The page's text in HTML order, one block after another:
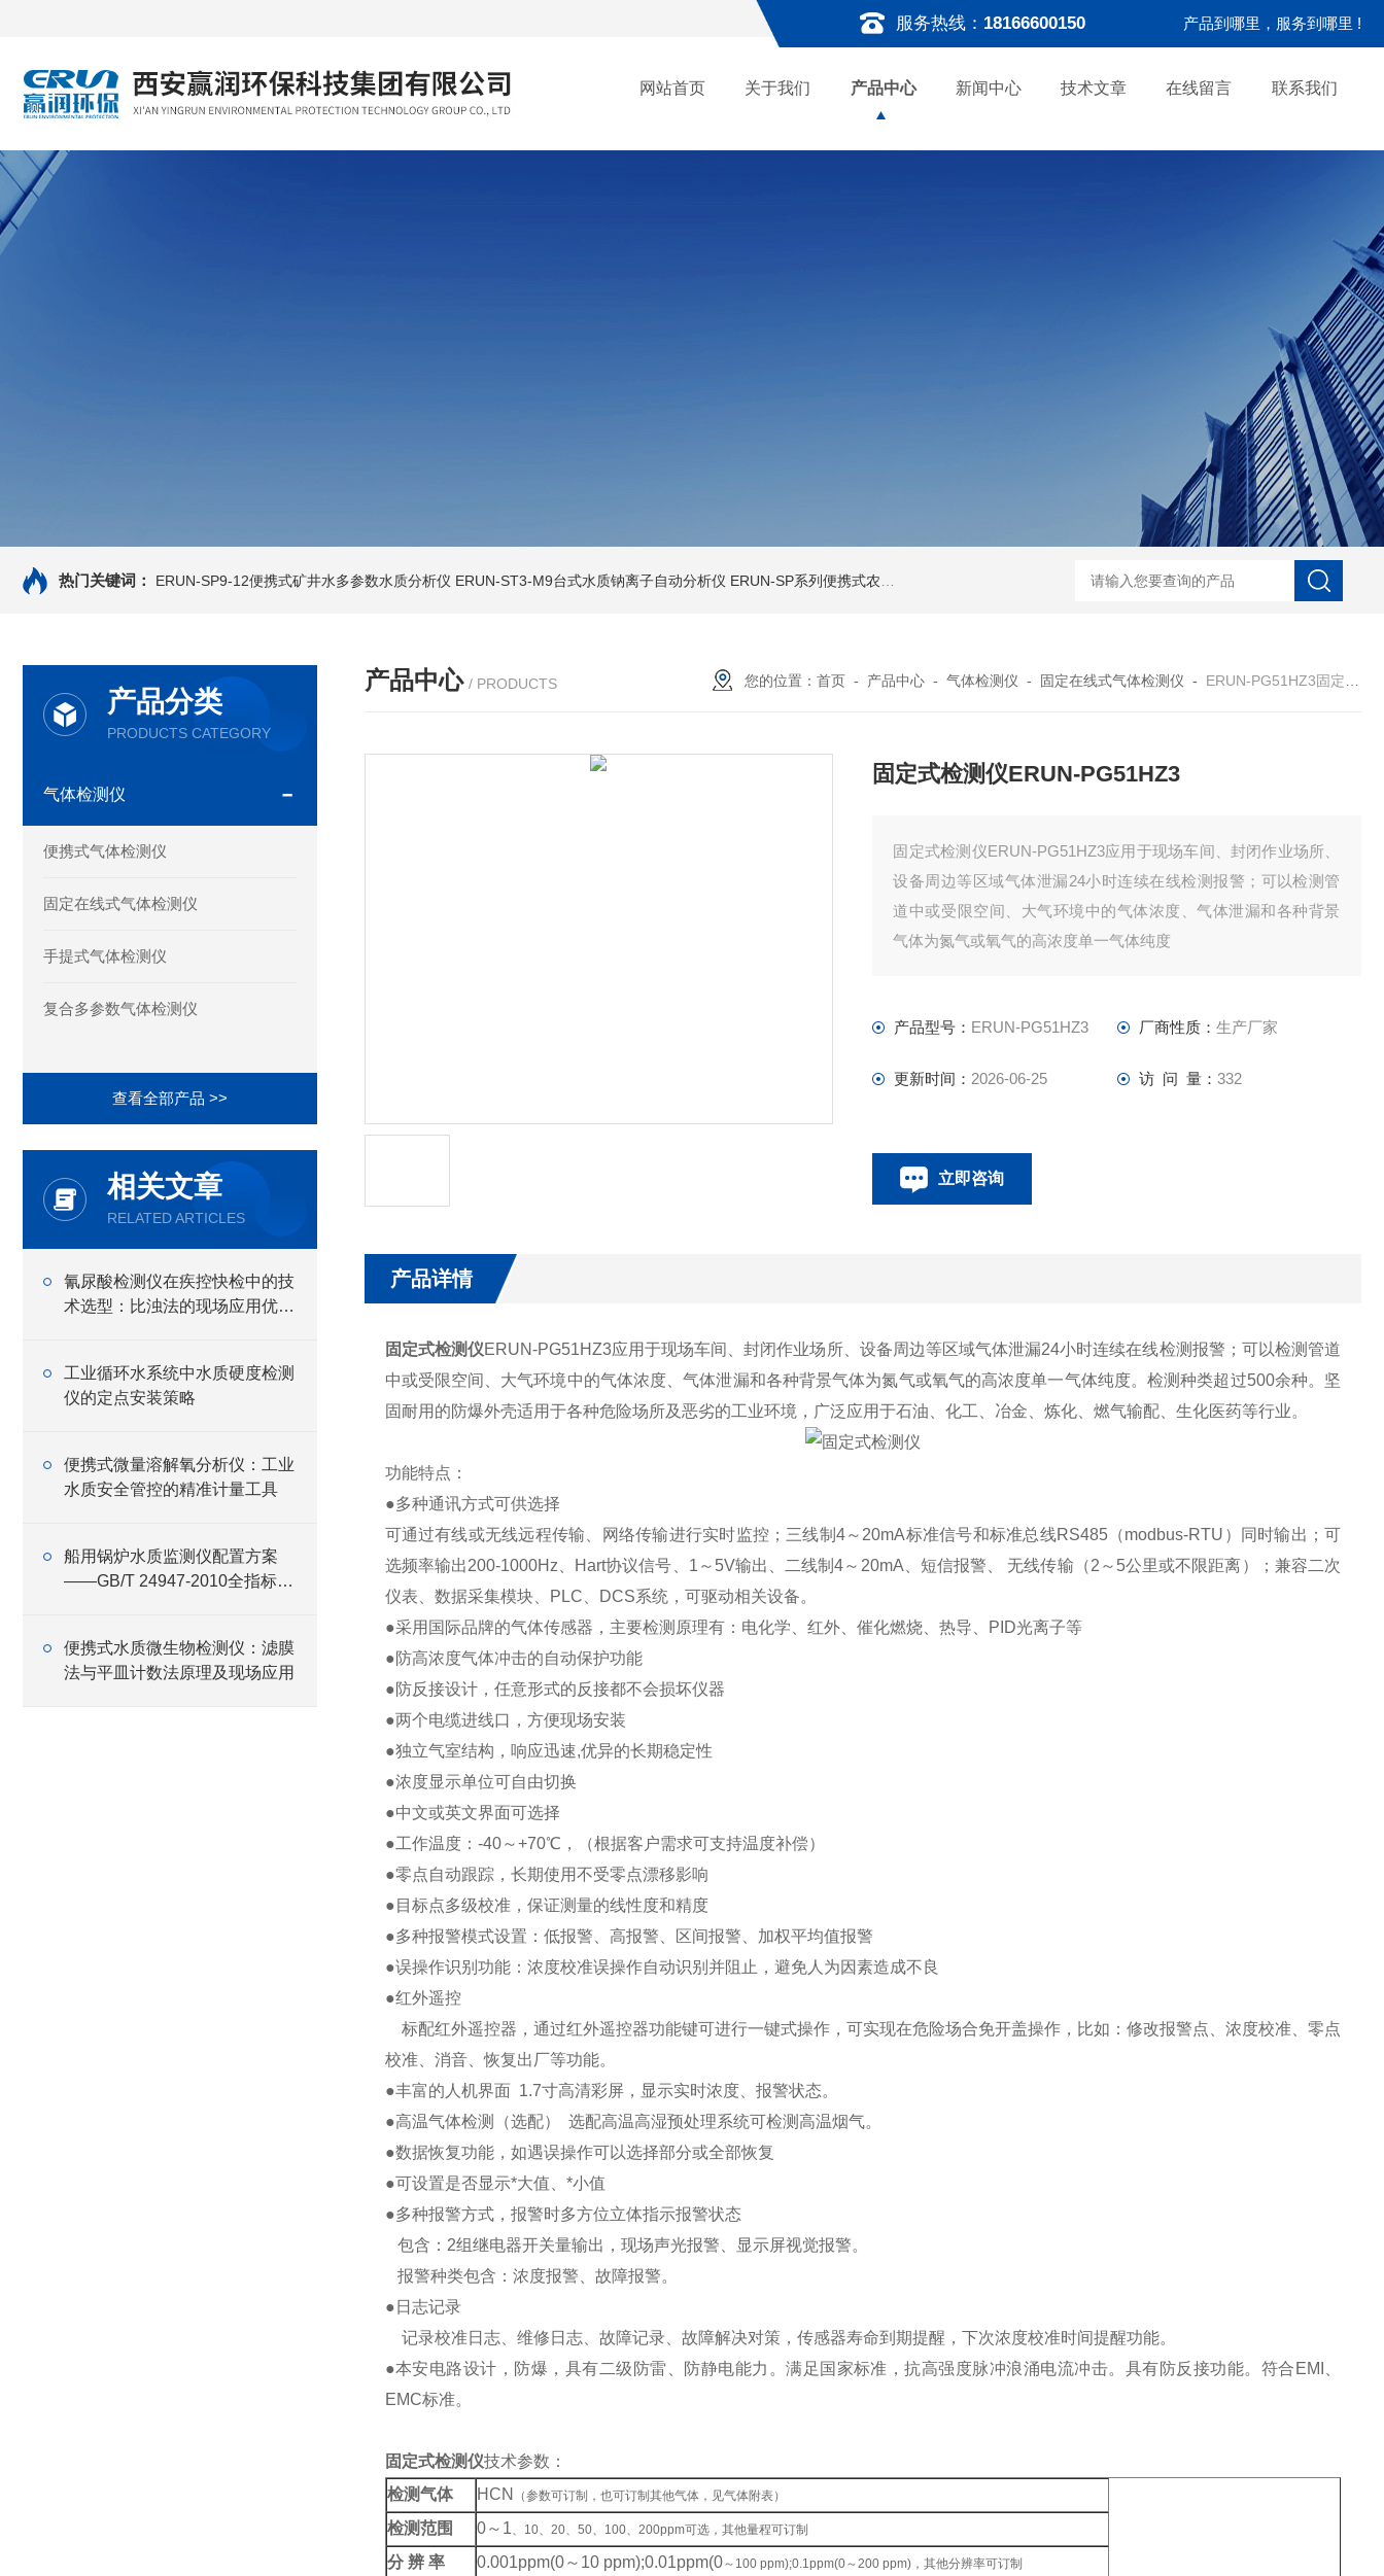
服务热线： 18166600150 产品到哪里，服务到哪里 !
网站首页 关于我们 产品中心 新闻中心 技术文章 在线留言 联系我们
热门关键词： ERUN-SP9-12便携式矿井水多参数水质分析仪 ERUN-ST3-M9台式水质钠离子自动分析仪 ERUN-SP系列便携式农田灌溉水质分析仪 ERUN-ST9-K3台式水中臭氧检测仪 ERUN-ST7-B8台式酚
产品分类
PRODUCTS CATEGORY
气体检测仪
便携式气体检测仪
固定在线式气体检测仪
手提式气体检测仪
复合多参数气体检测仪
查看全部产品 >>
相关文章
RELATED ARTICLES
氰尿酸检测仪在疾控快检中的技
术选型：比浊法的现场应用优势
工业循环水系统中水质硬度检测
仪的定点安装策略
便携式微量溶解氧分析仪：工业
水质安全管控的精准计量工具
船用锅炉水质监测仪配置方案
——GB/T 24947-2010全指标覆
便携式水质微生物检测仪：滤膜
法与平皿计数法原理及现场应用
产品中心 / PRODUCTS 您的位置：首页 - 产品中心 -气体检测仪 - 固定在线式气体检测仪 - ERUN-PG51HZ3固定式检测仪ERUN-PG51HZ3
固定式检测仪ERUN-PG51HZ3
固定式检测仪ERUN-PG51HZ3应用于现场车间、封闭作业场所、
设备周边等区域气体泄漏24小时连续在线检测报警；可以检测管
道中或受限空间、大气环境中的气体浓度、气体泄漏和各种背景
气体为氮气或氧气的高浓度单一气体纯度
产品型号： ERUN-PG51HZ3 厂商性质： 生产厂家
更新时间： 2026-06-25 访 问 量： 332
立即咨询
产品详情
固定式检测仪ERUN-PG51HZ3应用于现场车间、封闭作业场所、设备周边等区域气体泄漏24小时连续在线检测报警；可以检测管道
中或受限空间、大气环境中的气体浓度、气体泄漏和各种背景气体为氮气或氧气的高浓度单一气体纯度。检测种类超过500余种。坚
固耐用的防爆外壳适用于各种危险场所及恶劣的工业环境，广泛应用于石油、化工、冶金、炼化、燃气输配、生化医药等行业。
功能特点：
●多种通讯方式可供选择
可通过有线或无线远程传输、网络传输进行实时监控；三线制4～20mA标准信号和标准总线RS485（modbus-RTU）同时输出；可
选频率输出200-1000Hz、Hart协议信号、1～5V输出、二线制4～20mA、短信报警、 无线传输（2～5公里或不限距离）；兼容二次
仪表、数据采集模块、PLC、DCS系统，可驱动相关设备。
●采用国际品牌的气体传感器，主要检测原理有：电化学、红外、催化燃烧、热导、PID光离子等
●防高浓度气体冲击的自动保护功能
●防反接设计，任意形式的反接都不会损坏仪器
●两个电缆进线口，方便现场安装
●独立气室结构，响应迅速,优异的长期稳定性
●浓度显示单位可自由切换
●中文或英文界面可选择
●工作温度：-40～+70℃，（根据客户需求可支持温度补偿）
●零点自动跟踪，长期使用不受零点漂移影响
●目标点多级校准，保证测量的线性度和精度
●多种报警模式设置：低报警、高报警、区间报警、加权平均值报警
●误操作识别功能：浓度校准误操作自动识别并阻止，避免人为因素造成不良
●红外遥控
标配红外遥控器，通过红外遥控器功能键可进行一键式操作，可实现在危险场合免开盖操作，比如：修改报警点、浓度校准、零点
校准、消音、恢复出厂等功能。
●丰富的人机界面 1.7寸高清彩屏，显示实时浓度、报警状态。
●高温气体检测（选配） 选配高温高湿预处理系统可检测高温烟气。
●数据恢复功能，如遇误操作可以选择部分或全部恢复
●可设置是否显示*大值、*小值
●多种报警方式，报警时多方位立体指示报警状态
包含：2组继电器开关量输出，现场声光报警、显示屏视觉报警。
报警种类包含：浓度报警、故障报警。
●日志记录
记录校准日志、维修日志、故障记录、故障解决对策，传感器寿命到期提醒，下次浓度校准时间提醒功能。
●本安电路设计，防爆，具有二级防雷、防静电能力。满足国家标准，抗高强度脉冲浪涌电流冲击。具有防反接功能。符合EMI、
EMC标准。
固定式检测仪技术参数：
检测气体
HCN （参数可订制，也可订制其他气体，见气体附表）
检测范围 0～1、10、20、50、100、200ppm可选，其他量程可订制
分 辨 率 0.001ppm(0～10 ppm);0.01ppm(0～100 ppm);0.1ppm(0～200 ppm)，其他分辨率可订制